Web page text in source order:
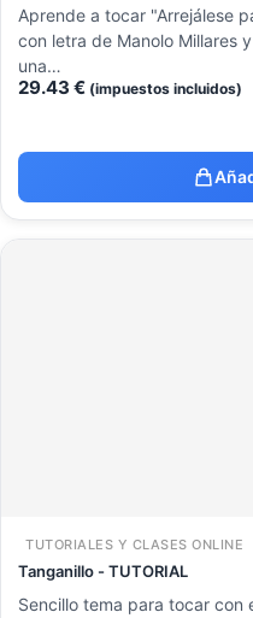
Aprende a tocar "Arrejálese
con letra de Manolo Millares
una…
29.43 € (impuestos incluidos)
TUTORIALES Y CLASES ONLINE
Tanganillo - TUTORIAL
Sencillo tema para tocar con